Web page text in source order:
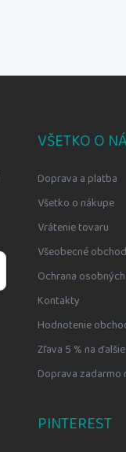
VŠETKO O
Doprava a platba
Všetko o nákupe
Vrátenie tovaru
Všeobecné
Ochrana
Kontakty
Hodnotenie
Zľava 5 % na
Doprava zadarmo
PINTEREST